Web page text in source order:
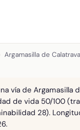
Argamasilla de Calatrava
vía de Argamasilla
de vida 50/100
28).